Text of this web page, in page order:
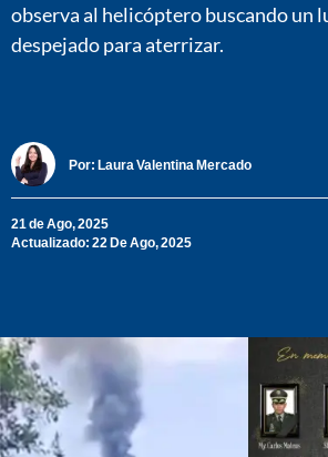
observa al helicóptero buscando un
despejado para aterrizar.
Por: Laura Valentina Mercado
21 de Ago, 2025
Actualizado: 22 De Ago, 2025